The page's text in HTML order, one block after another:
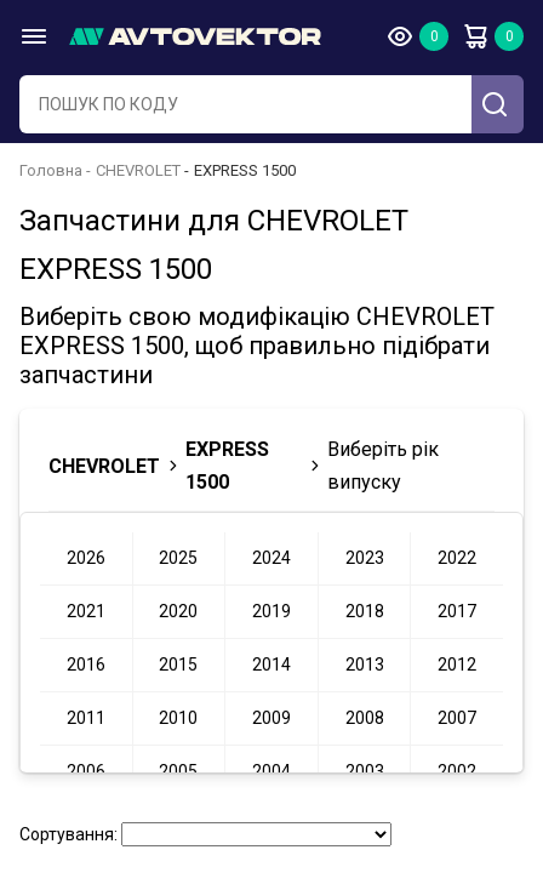
Головна CHEVROLET EXPRESS 1500
Запчастини для CHEVROLET
EXPRESS 1500
Виберіть свою модифікацію CHEVROLET
EXPRESS 1500, щоб правильно підібрати
запчастини
CHEVROLET
EXPRESS
1500
Виберіть рік
випуску
2026 2025 2024 2023 2022
2021 2020 2019 2018 2017
2016 2015 2014 2013 2012
2011 2010 2009 2008 2007
2006 2005 2004 2003 2002
2000 1999 1998
Сортування: